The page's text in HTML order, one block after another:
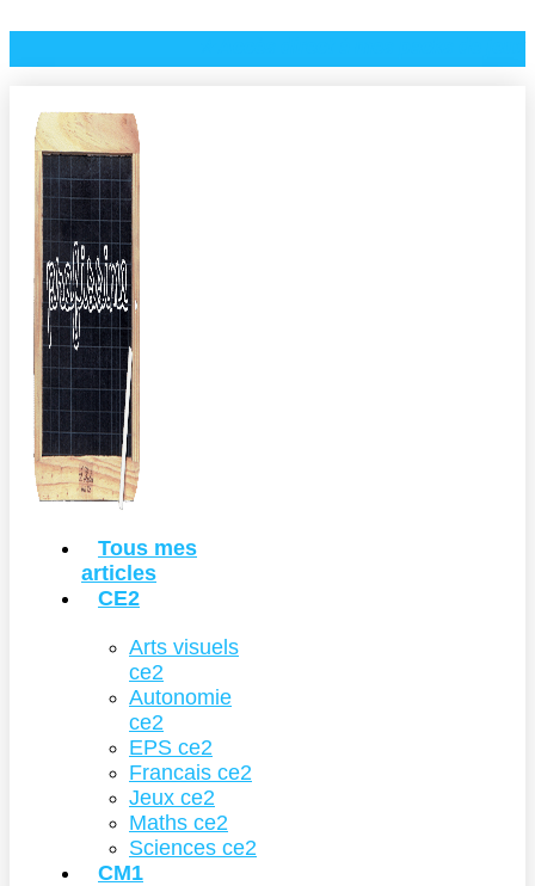
Tous mes
articles
CE2
Arts visuels
ce2
Autonomie
ce2
EPS ce2
Francais ce2
Jeux ce2
Maths ce2
Sciences ce2
CM1